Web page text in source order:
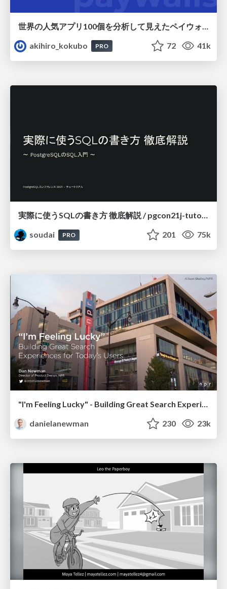
akihiro_kokubo
PRO 72 41k
実際に使うSQLの書き方 徹底解説 / pgcon21j-tutorial
soudai
PRO 201 75k
"I'm Feeling Lucky" - Building Great Search Experiences for Today's Users (#IAC19)
danielanewman
230 23k